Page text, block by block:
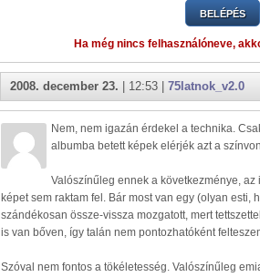
BELÉPÉS
Ha még nincs felhasználóneve,
2008. december 23. | 12:53 | 75latnok_v2.0
Nem, nem igazán érdekel a technika.
albumba betett képek elérjék azt a
Valószínűleg ennek a következménye, az
képet sem raktam fel. Bár most van egy (olyan esti,
szándékosan össze-vissza mozgatott, mert
is van bőven, így talán nem pontozhatóként
Szóval nem fontos a tökéletesség. Valószínűleg